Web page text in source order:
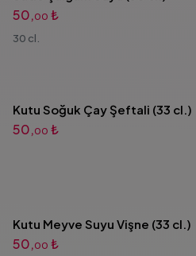
50,00 ₺
30 cl.
Kutu Soğuk Çay Şeftali (33 cl.)
50,00 ₺
Kutu Meyve Suyu Vişne (33 cl.)
50,00 ₺